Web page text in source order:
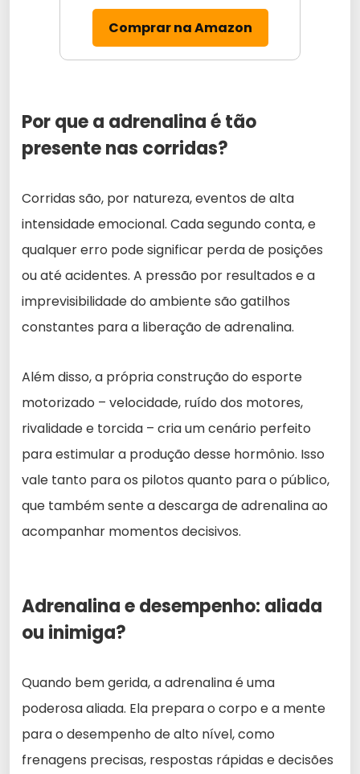
Comprar na Amazon
Por que a adrenalina é tão
presente nas corridas?
Corridas são, por natureza, eventos de alta
intensidade emocional. Cada segundo conta, e
qualquer erro pode significar perda de posições
ou até acidentes. A pressão por resultados e a
imprevisibilidade do ambiente são gatilhos
constantes para a liberação de adrenalina.
Além disso, a própria construção do esporte
motorizado – velocidade, ruído dos motores,
rivalidade e torcida – cria um cenário perfeito
para estimular a produção desse hormônio. Isso
vale tanto para os pilotos quanto para o público,
que também sente a descarga de adrenalina ao
acompanhar momentos decisivos.
Adrenalina e desempenho: aliada
ou inimiga?
Quando bem gerida, a adrenalina é uma
poderosa aliada. Ela prepara o corpo e a mente
para o desempenho de alto nível, como
frenagens precisas, respostas rápidas e decisões